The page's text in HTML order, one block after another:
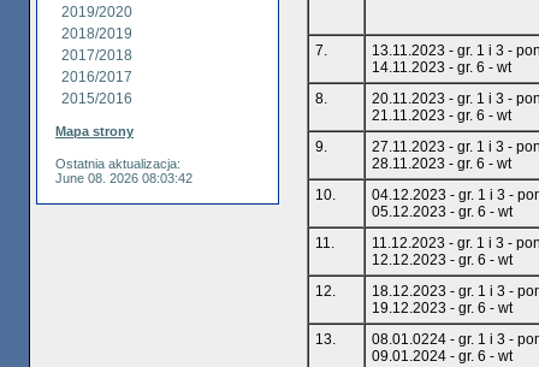
2019/2020
2018/2019
2017/2018
2016/2017
2015/2016
Mapa strony
Ostatnia aktualizacja:
June 08. 2026 08:03:42
7.
13.11.2023 - gr. 1 i 3 -
14.11.2023 - gr. 6 - wt
8.
20.11.2023 - gr. 1 i 3 -
21.11.2023 - gr. 6 - wt
9.
27.11.2023 - gr. 1 i 3 -
28.11.2023 - gr. 6 - wt
10.
04.12.2023 - gr. 1 i 3 -
05.12.2023 - gr. 6 - wt
11.
11.12.2023 - gr. 1 i 3 -
12.12.2023 - gr. 6 - wt
12.
18.12.2023 - gr. 1 i 3 -
19.12.2023 - gr. 6 - wt
13.
08.01.0224 - gr. 1 i 3 -
09.01.2024 - gr. 6 - wt